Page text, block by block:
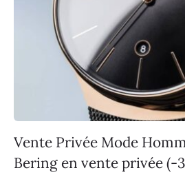
Vente Privée Mode
Bering en vente privée (-